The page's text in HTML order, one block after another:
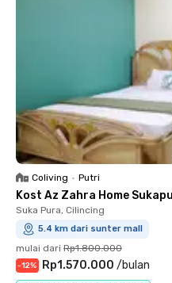
Coliving • Putri
Kost Az Zahra Home
Suka Pura, Cilincing
5.4 km dari sunter mall
mulai dari Rp1.800.000
-12% Rp1.570.000 /bulan